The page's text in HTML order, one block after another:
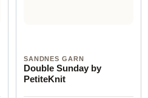
SANDNES GARN
Double Sunday by
PetiteKnit